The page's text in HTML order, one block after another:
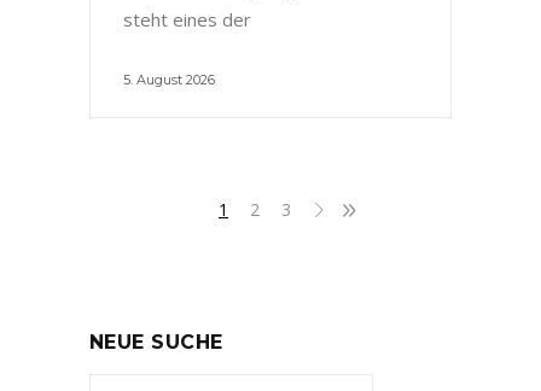
steht eines der
5. August 2026
1 2 3
NEUE SUCHE